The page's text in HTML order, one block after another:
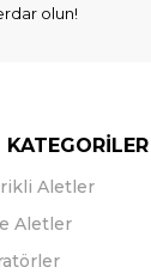
olun!
KATEGORİLER
Aletler
Aletler